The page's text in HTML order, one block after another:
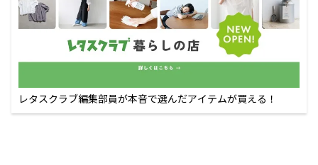
レタスクラブ編集部員が本音で選んだアイテムが買える！